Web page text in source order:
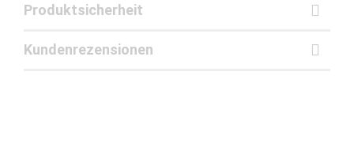
Produktsicherheit
Kundenrezensionen